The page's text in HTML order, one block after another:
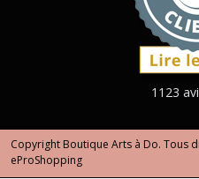
1123
Copyright Boutique Arts à Do. Tous
eProShopping